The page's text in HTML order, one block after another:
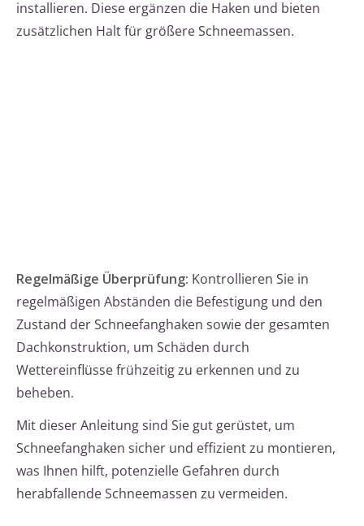
installieren. Diese ergänzen die Haken und bieten
zusätzlichen Halt für größere Schneemassen.
Regelmäßige Überprüfung: Kontrollieren Sie in
regelmäßigen Abständen die Befestigung und den
Zustand der Schneefanghaken sowie der gesamten
Dachkonstruktion, um Schäden durch
Wettereinflüsse frühzeitig zu erkennen und zu
beheben.
Mit dieser Anleitung sind Sie gut gerüstet, um
Schneefanghaken sicher und effizient zu montieren,
was Ihnen hilft, potenzielle Gefahren durch
herabfallende Schneemassen zu vermeiden.